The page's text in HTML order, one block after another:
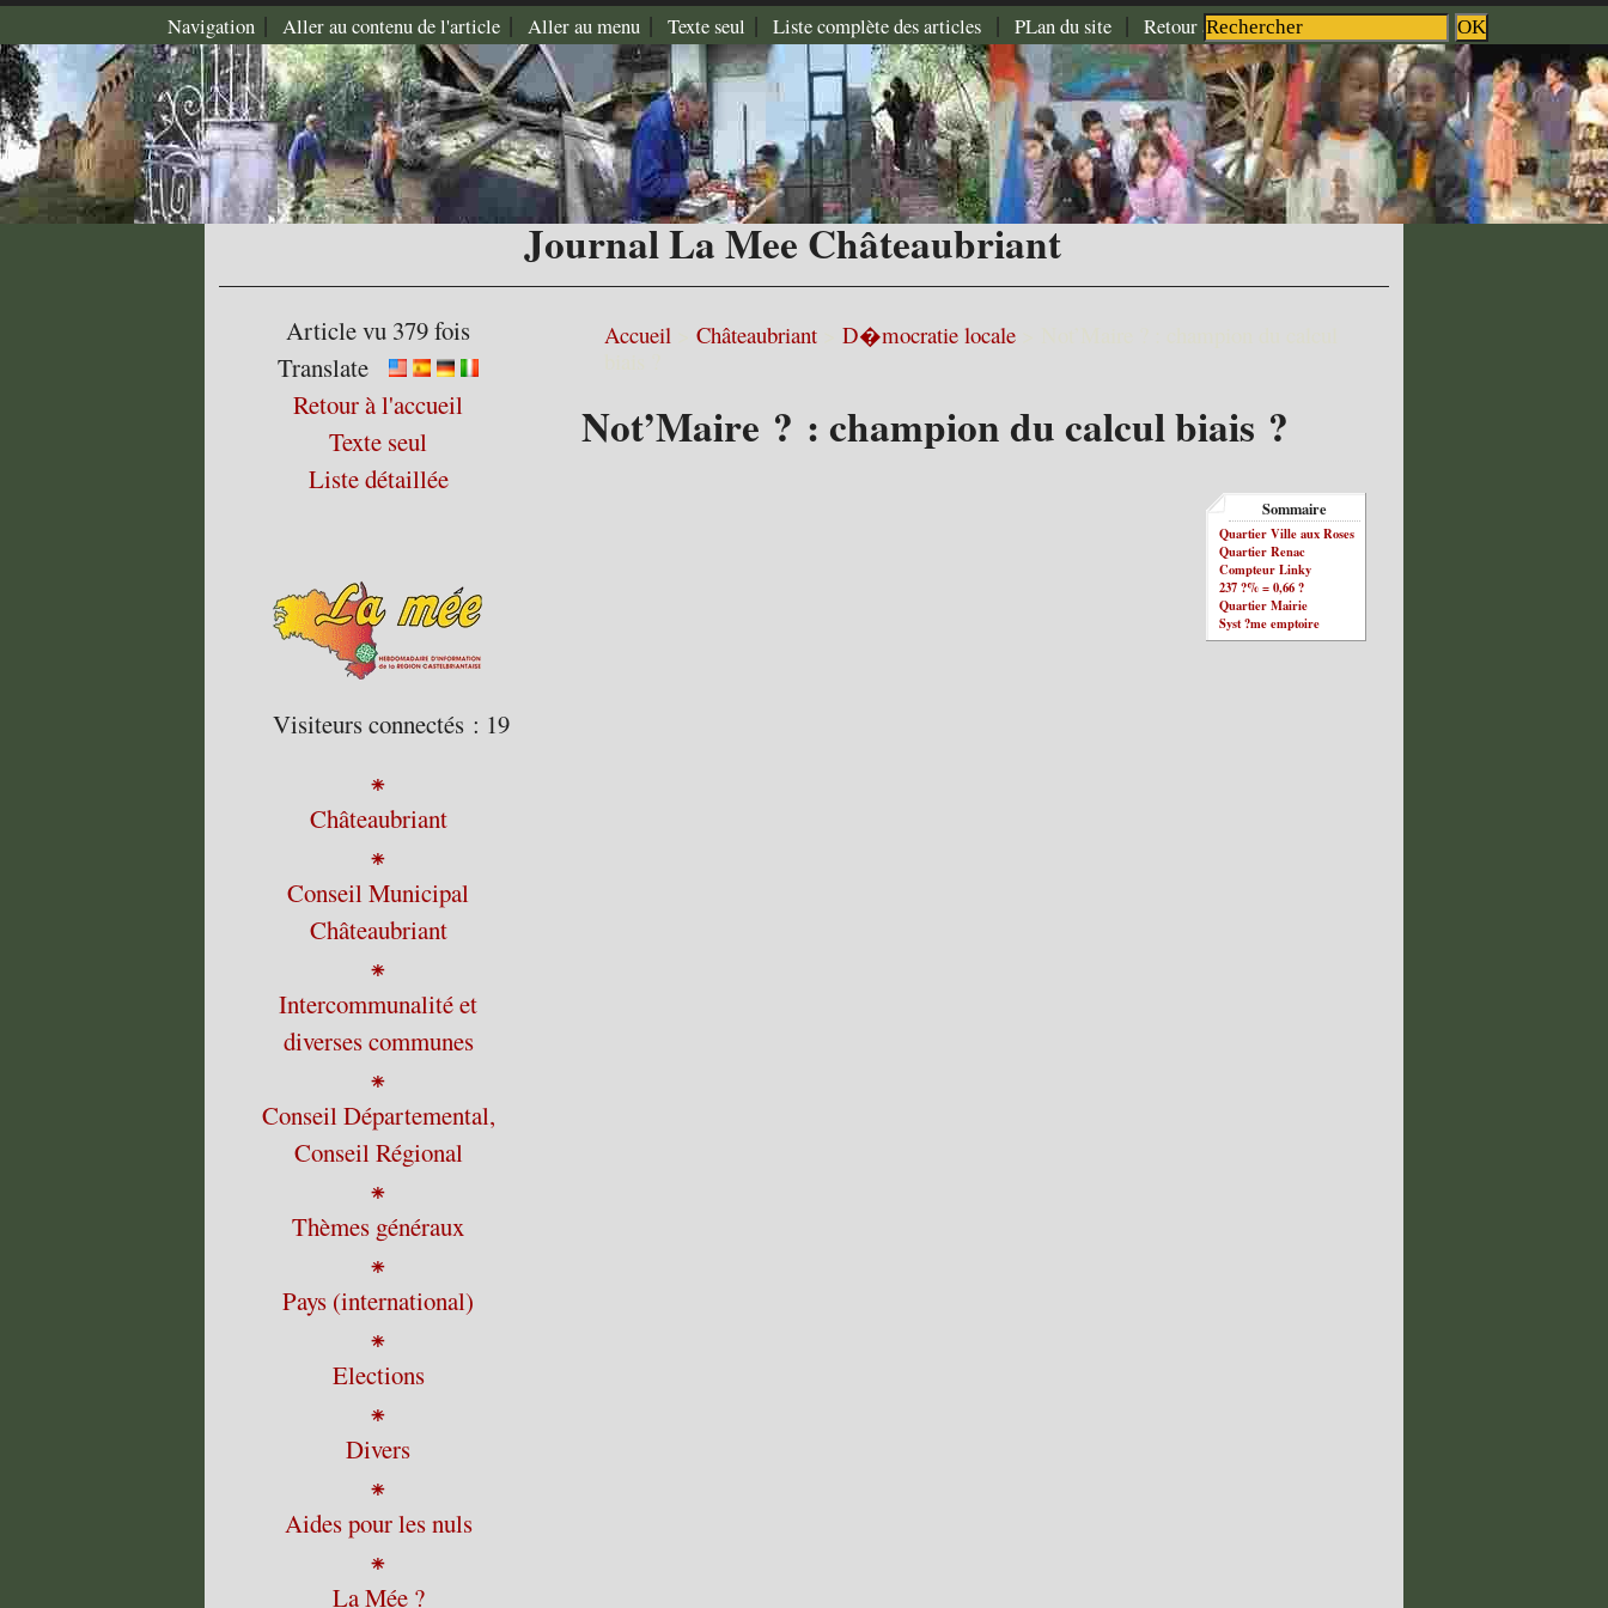
Navigation | Aller au contenu de l'article | Aller au menu | Texte seul | Liste complète des articles | PLan du site | Retour à l'accueil| |
Journal La Mee Châteaubriant
Accueil Châteaubriant> D�mocratie locale>
Not’Maire ? : champion du calcul biais ?
Sommaire
Quartier Ville aux Roses
Quartier Renac
Compteur Linky
237 ?% = 0,66 ?
Quartier Mairie
Syst ?me emptoire
Article vu 379 fois
Translate
Retour à l'accueil
Texte seul
Liste détaillée
Visiteurs connectés : 19
⁕
Châteaubriant
⁕
Conseil Municipal
Châteaubriant
⁕
Intercommunalité et
diverses communes
⁕
Conseil Départemental,
Conseil Régional
⁕
Thèmes généraux
⁕
Pays (international)
⁕
Elections
⁕
Divers
⁕
Aides pour les nuls
⁕
La Mée ?